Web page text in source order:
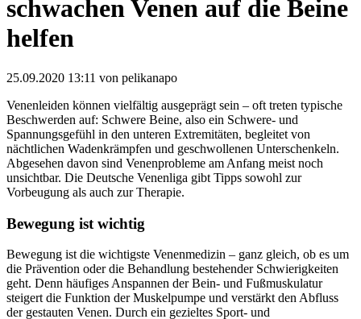
schwachen Venen auf die Beine
helfen
25.09.2020 13:11 von pelikanapo
Venenleiden können vielfältig ausgeprägt sein – oft treten typische
Beschwerden auf: Schwere Beine, also ein Schwere- und
Spannungsgefühl in den unteren Extremitäten, begleitet von
nächtlichen Wadenkrämpfen und geschwollenen Unterschenkeln.
Abgesehen davon sind Venenprobleme am Anfang meist noch
unsichtbar. Die Deutsche Venenliga gibt Tipps sowohl zur
Vorbeugung als auch zur Therapie.
Bewegung ist wichtig
Bewegung ist die wichtigste Venenmedizin – ganz gleich, ob es um
die Prävention oder die Behandlung bestehender Schwierigkeiten
geht. Denn häufiges Anspannen der Bein- und Fußmuskulatur
steigert die Funktion der Muskelpumpe und verstärkt den Abfluss
der gestauten Venen. Durch ein gezieltes Sport- und